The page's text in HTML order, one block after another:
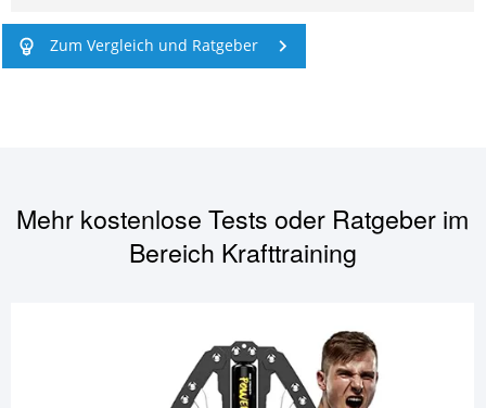
Zum Vergleich und Ratgeber
Mehr kostenlose Tests oder Ratgeber im
Bereich Krafttraining